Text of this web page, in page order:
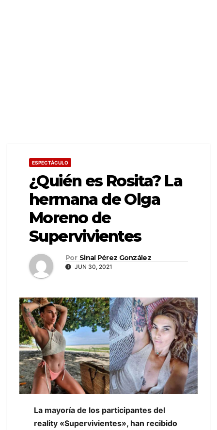
ESPECTÁCULO
¿Quién es Rosita? La
hermana de Olga
Moreno de
Supervivientes
Por Sinaí Pérez González
JUN 30, 2021
La mayoría de los participantes del
reality «Supervivientes», han recibido